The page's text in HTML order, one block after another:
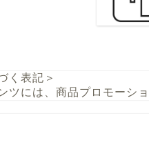
く表記＞
ツには、商品プロモーシ